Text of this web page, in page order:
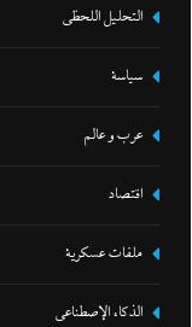
التحليل اللحظي
سياسة
عرب و عالم
اقتصاد
ملفات عسكرية
الذكاء الإصطناعي